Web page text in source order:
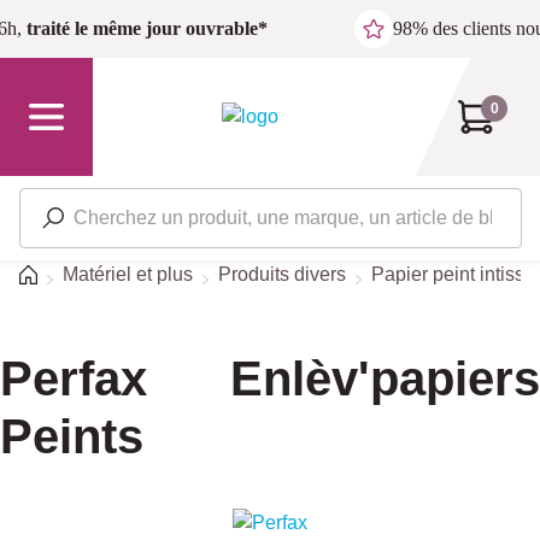
Passer au contenu principal
traité le même jour ouvrable* 98% des clients
0
Accueil
Matériel et plus Produits divers Papier peint
Perfax Enlèv'papiers
Peints